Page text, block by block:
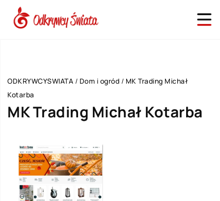
ODKRYWCYSWIATA / Dom i ogród / MK Trading Michał
Kotarba
MK Trading Michał Kotarba